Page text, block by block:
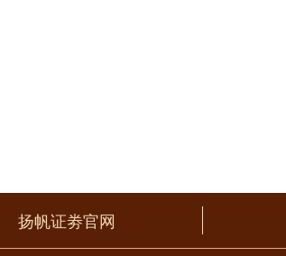
扬帆证劵官网